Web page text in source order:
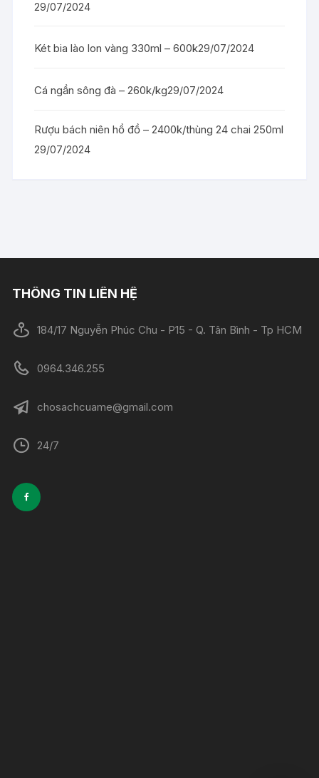
29/07/2024
Két bia lào lon vàng 330ml – 600k29/07/2024
Cá ngần sông đà – 260k/kg29/07/2024
Rượu bách niên hồ đồ – 2400k/thùng 24 chai 250ml
29/07/2024
THÔNG TIN LIÊN HỆ
184/17 Nguyễn Phúc Chu - P15 - Q. Tân Bình - Tp HCM
0964.346.255
chosachcuame@gmail.com
24/7